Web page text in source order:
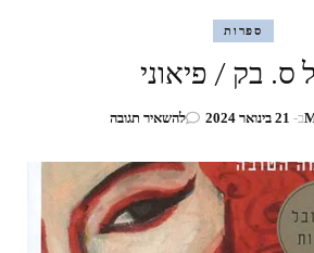
ספרות
ס. בק / פיאוני
ב- 21 בינואר 2024 להשאיר תגובהבנושא
ס.
בק
/
פיאוני